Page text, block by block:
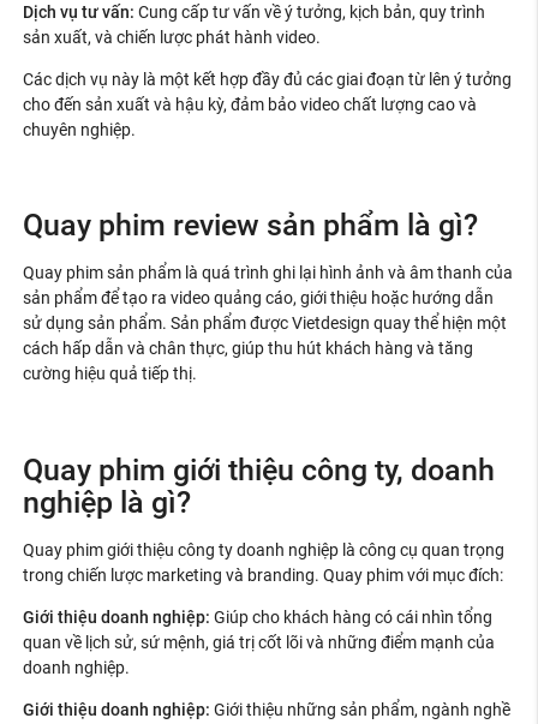
Dịch vụ tư vấn: Cung cấp tư vấn về ý tưởng, kịch bản, quy trình
sản xuất, và chiến lược phát hành video.
Các dịch vụ này là một kết hợp đầy đủ các giai đoạn từ lên ý tưởng
cho đến sản xuất và hậu kỳ, đảm bảo video chất lượng cao và
chuyên nghiệp.
Quay phim review sản phẩm là gì?
Quay phim sản phẩm là quá trình ghi lại hình ảnh và âm thanh của
sản phẩm để tạo ra video quảng cáo, giới thiệu hoặc hướng dẫn
sử dụng sản phẩm. Sản phẩm được Vietdesign quay thể hiện một
cách hấp dẫn và chân thực, giúp thu hút khách hàng và tăng
cường hiệu quả tiếp thị.
Quay phim giới thiệu công ty, doanh
nghiệp là gì?
Quay phim giới thiệu công ty doanh nghiệp là công cụ quan trọng
trong chiến lược marketing và branding. Quay phim với mục đích:
Giới thiệu doanh nghiệp: Giúp cho khách hàng có cái nhìn tổng
quan về lịch sử, sứ mệnh, giá trị cốt lõi và những điểm mạnh của
doanh nghiệp.
Giới thiệu doanh nghiệp: Giới thiệu những sản phẩm, ngành nghề